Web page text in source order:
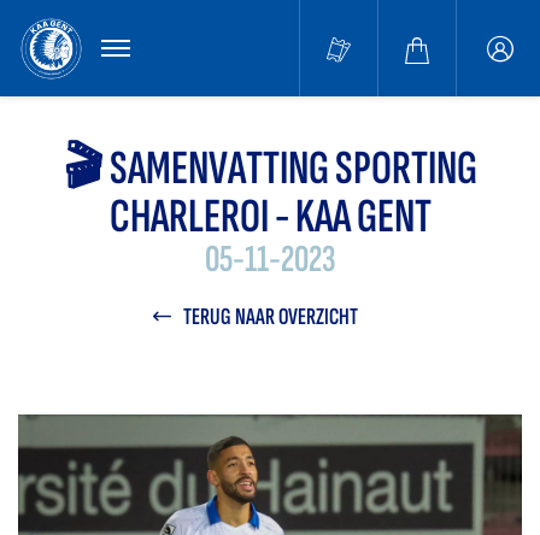
MENU
🎬 SAMENVATTING SPORTING
CHARLEROI - KAA GENT
05-11-2023
TERUG NAAR OVERZICHT